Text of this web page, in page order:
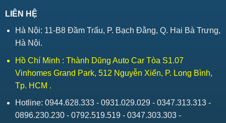
LIÊN HỆ
Hà Nội: 11-B8 Đầm Trấu, P. Bạch Đằng, Q. Hai Bà Trưng,
Hà Nội.
Hồ Chí Minh : Thành Dũng Auto Car Tòa S1.07
Vinhomes Grand Park, 512 Nguyễn Xiển, P. Long Bình,
Tp. HCM .
Hotline: 0944.628.333 - 0931.029.029 - 0347.313.313 -
0896.230.230 - 0792.519.519 - 0347.303.303 -